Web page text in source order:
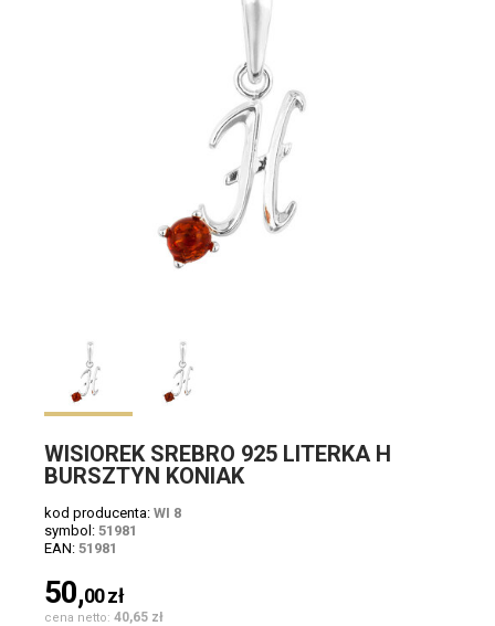
WISIOREK SREBRO 925 LITERKA H
BURSZTYN KONIAK
kod producenta: WI 8
symbol: 51981
EAN: 51981
50,00zł
cena netto: 40,65 zł